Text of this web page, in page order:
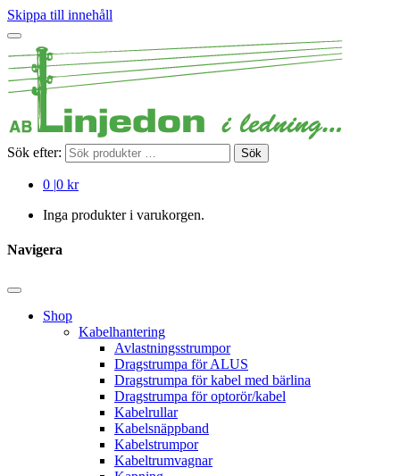
Skippa till innehåll
Sök efter: Sök
0 |0 kr
Inga produkter i varukorgen.
Navigera
Shop
Kabelhantering
Avlastningsstrumpor
Dragstrumpa för ALUS
Dragstrumpa för kabel med bärlina
Dragstrumpa för optorör/kabel
Kabelrullar
Kabelsnäppband
Kabelstrumpor
Kabeltrumvagnar